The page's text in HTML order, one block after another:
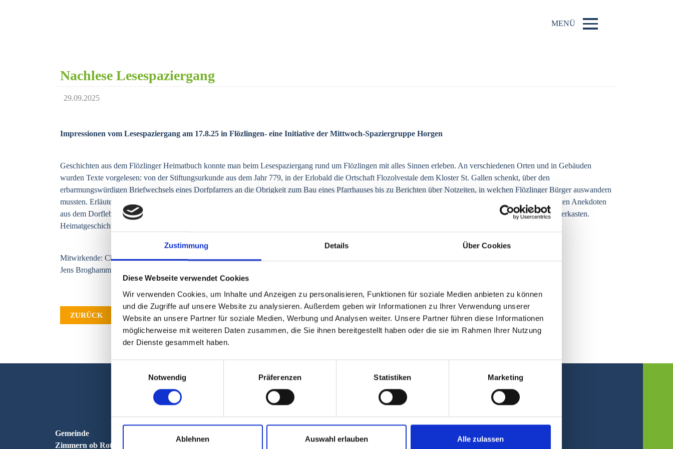
Zustimmung Details Über Cookies
Diese Webseite verwendet Cookies
Wir verwenden Cookies, um Inhalte und Anzeigen zu personalisieren, Funktionen für soziale Medien anbieten zu können
und die Zugriffe auf unsere Website zu analysieren. Außerdem geben wir Informationen zu Ihrer Verwendung unserer
Website an unsere Partner für soziale Medien, Werbung und Analysen weiter. Unsere Partner führen diese Informationen
möglicherweise mit weiteren Daten zusammen, die Sie ihnen bereitgestellt haben oder die sie im Rahmen Ihrer Nutzung
der Dienste gesammelt haben.
Einwilligungsauswahl
Notwendig
Präferenzen Statistiken Marketing
Ablehnen Auswahl erlauben Alle zulassen
MENÜ
Nachlese Lesespaziergang
29.09.2025
Impressionen vom Lesespaziergang am 17.8.25 in Flözlingen- eine Initiative der Mittwoch-Spaziergruppe Horgen
Geschichten aus dem Flözlinger Heimatbuch konnte man beim Lesespaziergang rund um Flözlingen mit alles Sinnen erleben. An verschiedenen Orten und in Gebäuden
wurden Texte vorgelesen: von der Stiftungsurkunde aus dem Jahr 779, in der Erlobald die Ortschaft Flozolvestale dem Kloster St. Gallen schenkt, über den
erbarmungswürdigen Briefwechsels eines Dorfpfarrers an die Obrigkeit zum Bau eines Pfarrhauses bis zu Berichten über Notzeiten, in welchen Flözlinger Bürger auswandern
mussten. Erläuterungen zu Flurnamen und Informationen zum Fund eines Alemannengrabes gab es an der „Boll“ mit Blick auf die Ortschaft. Mit Humor würzten Anekdoten
aus dem Dorfleben den Rundweg. Auch Most und Speckbrot durften probiert werden. Musikalisch unterlegt wurden die Geschichten mit Liedern und dem Leierkasten.
Heimatgeschichte einmal anders.
Mitwirkende: Christa u. Ernst Schamburek, Hubert Bross, Alice Etter, Christel Gassner,
Jens Broghammer, Otto Seitz
ZURÜCK
Gemeinde
Zimmern ob Rottweil
Aktuelles